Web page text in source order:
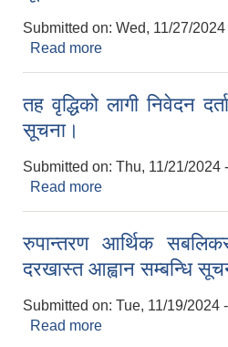
Submitted on: Wed, 11/27/
Read more
तह वृद्धिको लागी निवेदन
सूचना।
Submitted on: Thu, 11/21/2024
Read more
रुपान्तरण आर्थिक
दरखास्त आह्वान सम्बन्धि
Submitted on: Tue, 11/19/2024
Read more